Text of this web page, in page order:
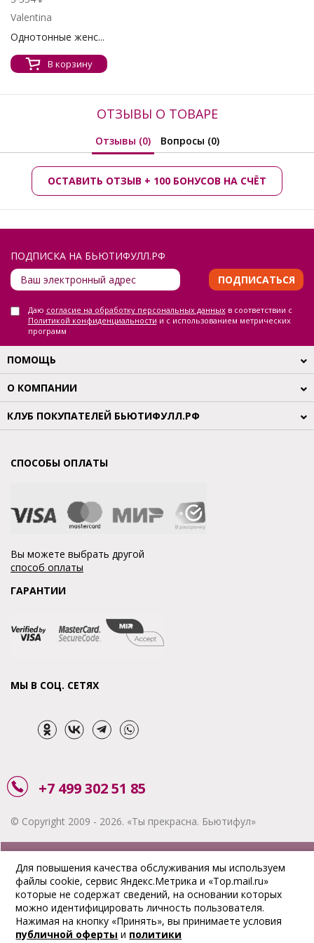
Valentina
Однотонные женс...
В корзину
ОТЗЫВЫ О ТОВАРЕ
Отзывы (0) Вопросы (0)
ОСТАВИТЬ ОТЗЫВ + 100 БОНУСОВ НА СЧЁТ
ПОДПИСКА НА БЬЮТИФУЛЛ.РФ
ПОДПИСАТЬСЯ
Даю согласие на обработку персональных данныхв соответствии с
Политикой конфиденциальности и с использованием метрических
программ
ПОМОЩЬ
О КОМПАНИИ
КЛУБ ПОКУПАТЕЛЕЙ БЬЮТИФУЛЛ.РФ
СПОСОБЫ ОПЛАТЫ
Вы можете выбрать другой
способ оплаты
ГАРАНТИИ
МЫ В СОЦ. СЕТЯХ
+7 499 302 51 85
© Copyright 2009 - 2026. «Ты прекрасна. Бьютифул»
АКЦИИ
ДОСТАВКА
ОПЛАТА
Для повышения качества обслуживания мы используем
файлы cookie, сервис Яндекс.Метрика и «Top.mail.ru»
которые не содержат сведений, на основании которых
можно идентифицировать личность пользователя.
Нажимая на кнопку «Принять», вы принимаете условия
публичной оферты и политики